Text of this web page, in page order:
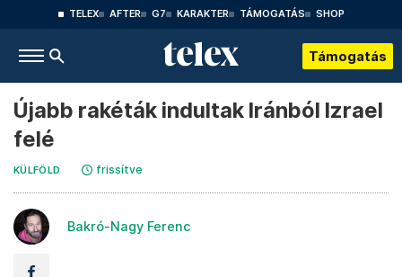
TELEX AFTER G7 KARAKTER TÁMOGATÁS SHOP
Támogatás
Újabb rakéták indultak Iránból Izrael
felé
KÜLFÖLD frissítve
Bakró-Nagy Ferenc